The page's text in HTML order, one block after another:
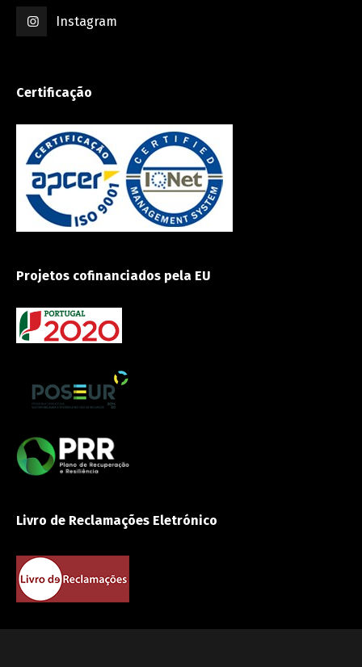
Instagram
Certificação
Projetos cofinanciados pela EU
Livro de Reclamações Eletrónico